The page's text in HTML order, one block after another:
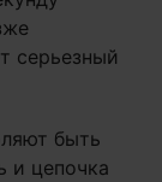
серьезный
быть
и цепочка